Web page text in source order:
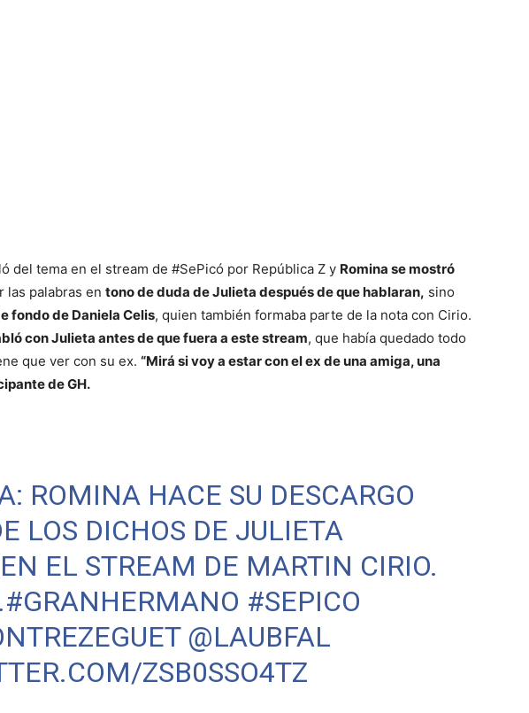
del tema en el stream de #SePicó por República Z y Romina se mostró
las palabras en tono de duda de Julieta después de que hablaran, sino
fondo de Daniela Celis, quien también formaba parte de la nota con Cirio.
con Julieta antes de que fuera a este stream, que había quedado todo
que ver con su ex. “Mirá si voy a estar con el ex de una amiga, una
de GH.
ROMINA HACE SU DESCARGO
LOS DICHOS DE JULIETA
EL STREAM DE MARTIN CIRIO.
#GRANHERMANO #SEPICO
@LAUBFAL
ZSB0SSO4TZ